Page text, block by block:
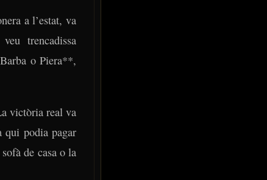
a l’estat, va
trencadissa
o Piera**,
victòria real va
qui podia pagar
de casa o la